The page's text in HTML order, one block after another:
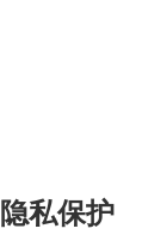
隐私保护